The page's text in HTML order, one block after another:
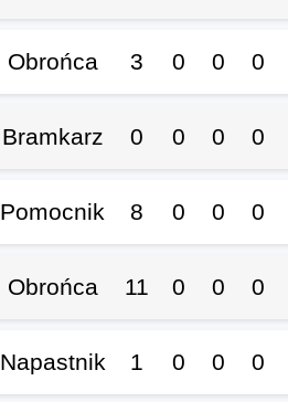
Obrońca 3 0 0 0
Bramkarz 0 0 0 0
Pomocnik 8 0 0 0
Obrońca 11 0 0 0
Napastnik 1 0 0 0